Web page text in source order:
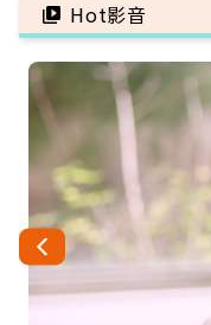
Hot影音